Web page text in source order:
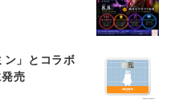
ン」とコラボ
売